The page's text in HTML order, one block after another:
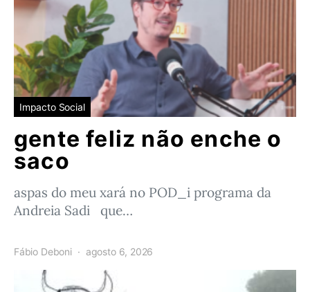
Impacto Social
gente feliz não enche o
saco
aspas do meu xará no POD_i programa da
Andreia Sadi que…
Fábio Deboni agosto 6, 2026